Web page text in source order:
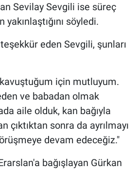
Sevilay Sevgili ise süreç
söyledi.
eden Sevgili, şunları
için mutluyum.
ve babadan olmak
aile olduk, kan bağıyla
çıktıktan sonra da ayrılmayı
devam edeceğiz."
bağışlayan Gürkan